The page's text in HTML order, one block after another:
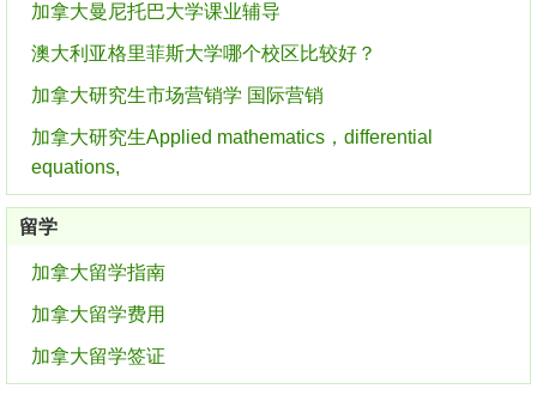
加拿大曼尼托巴大学课业辅导
澳大利亚格里菲斯大学哪个校区比较好？
加拿大研究生市场营销学 国际营销
加拿大研究生Applied mathematics，differential
equations,
留学
加拿大留学指南
加拿大留学费用
加拿大留学签证